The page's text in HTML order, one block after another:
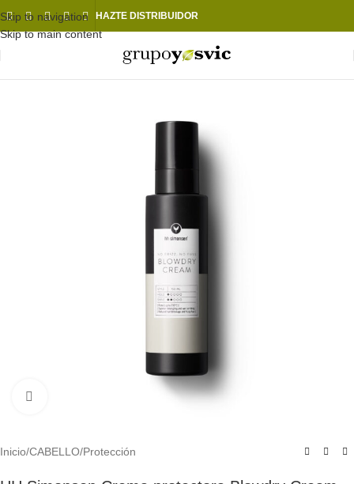
Skip to navigation
Skip to main content
HAZTE DISTRIBUIDOR
Inicio/CABELLO/Protección